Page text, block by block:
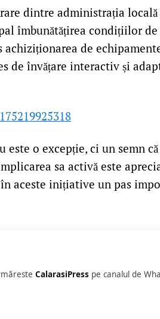
dintre administrația
îmbunătățirea condițiilor
achiziționarea de
de învățare interactiv și
o excepție, ci un semn
sa activă este
aceste inițiative un pas
CalarasiPress pe canalul de